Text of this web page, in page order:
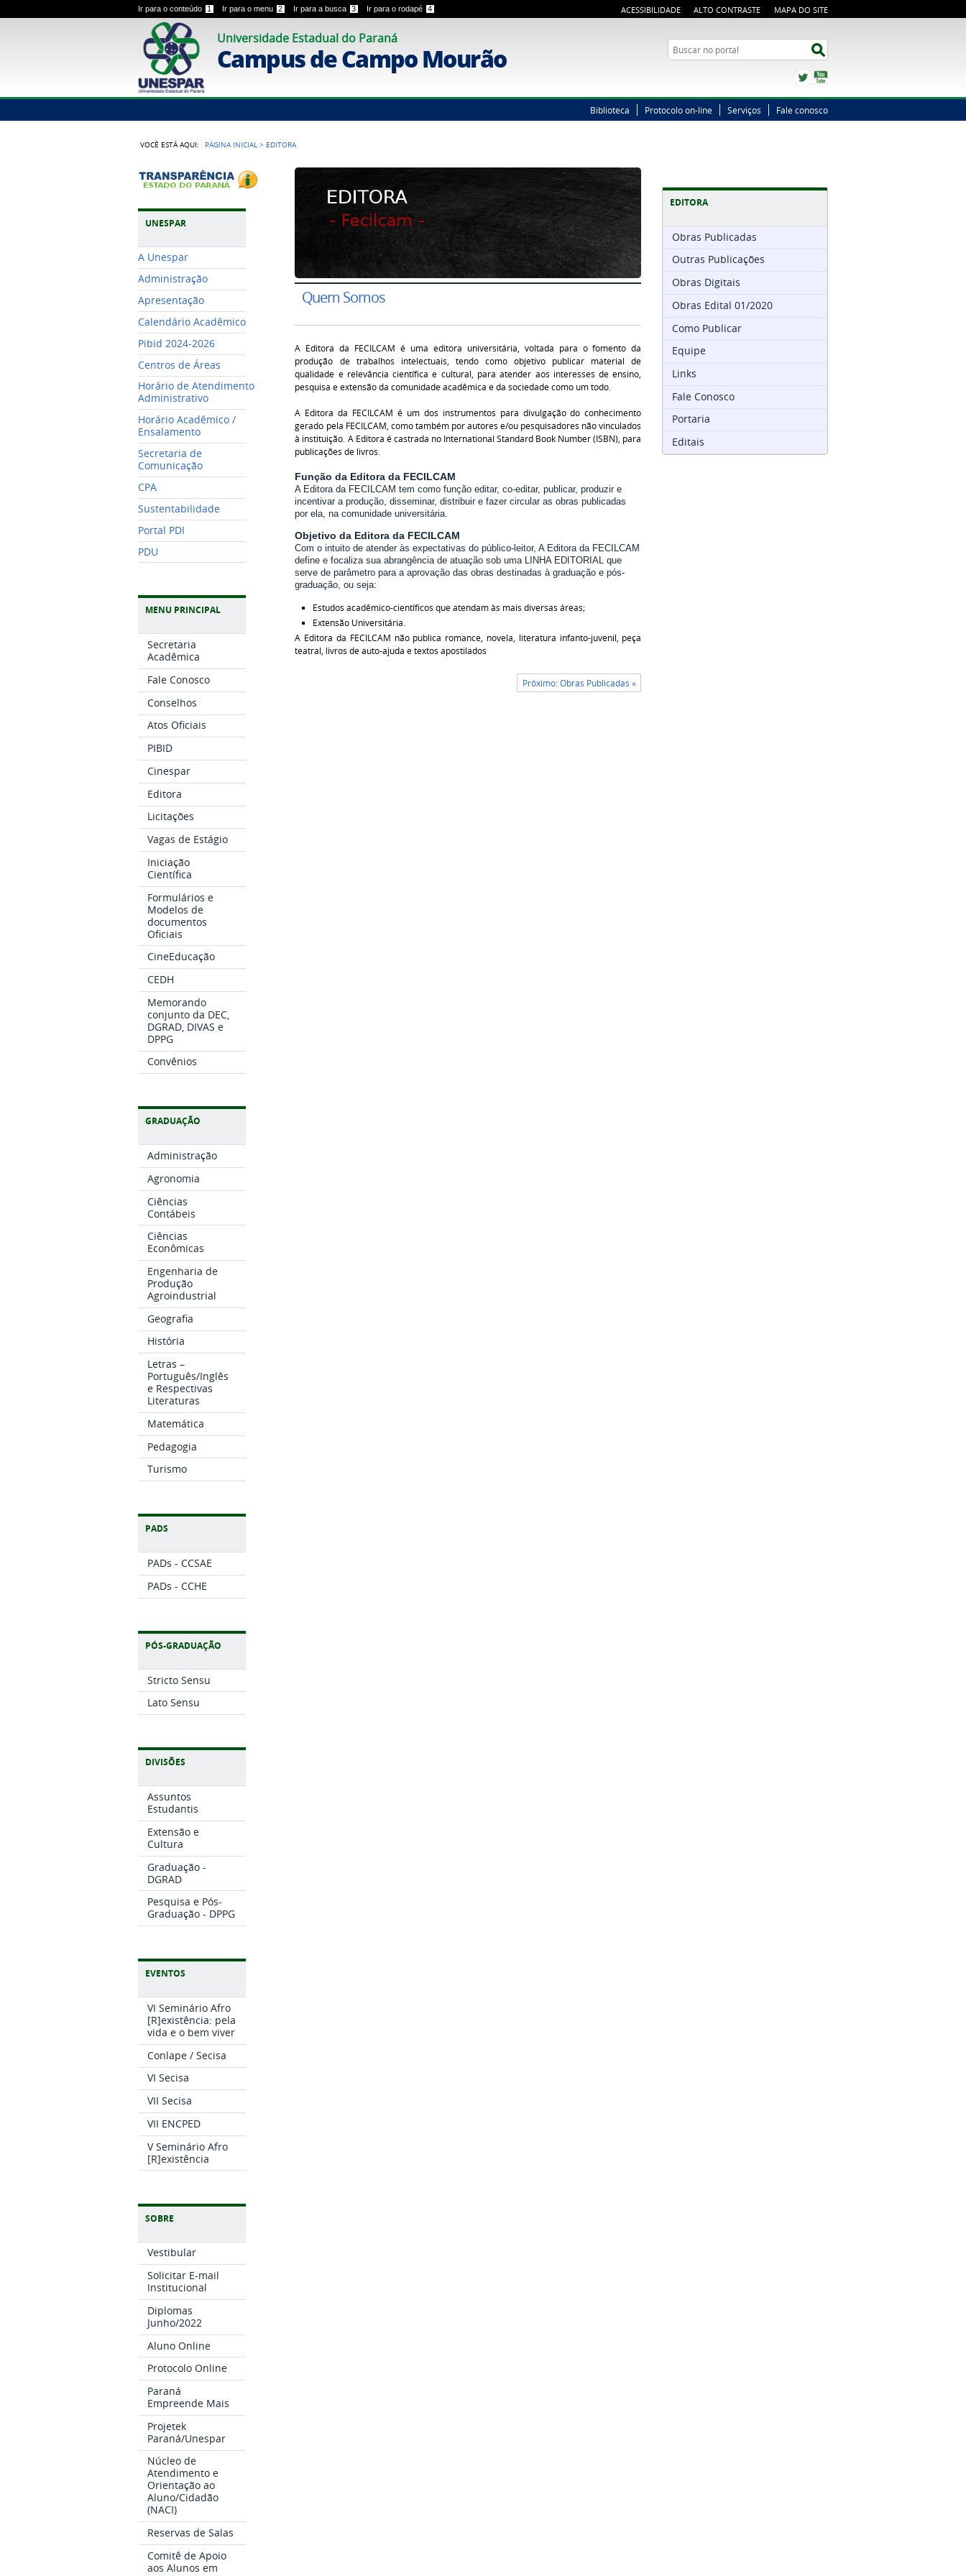
Ir para o conteúdo 1 Ir para o menu 2 Ir para a busca 3 Ir para o rodapé 4 ACESSIBILIDADE ALTO CONTRASTE MAPA DO SITE
Universidade Estadual do Paraná
Campus de Campo Mourão Busca
Twitter
Biblioteca Protocolo on-line Serviços Fale conosco
VOCÊ ESTÁ AQUI: PÁGINA INICIAL > EDITORA
UNESPAR
A Unespar
Administração
Apresentação
Calendário Acadêmico
Pibid 2024-2026
Centros de Áreas
Horário de Atendimento
Administrativo
Horário Acadêmico /
Ensalamento
Secretaria de
Comunicação
CPA
Sustentabilidade
Portal PDI
PDU
MENU PRINCIPAL
Secretaria
Acadêmica
Fale Conosco
Conselhos
Atos Oficiais
PIBID
Cinespar
Editora
Licitações
Vagas de Estágio
Iniciação
Científica
Formulários e
Modelos de
documentos
Oficiais
CineEducação
CEDH
Memorando
conjunto da DEC,
DGRAD, DIVAS e
DPPG
Convênios
GRADUAÇÃO
Administração
Agronomia
Ciências
Contábeis
Ciências
Econômicas
Engenharia de
Produção
Agroindustrial
Geografia
História
Letras –
Português/Inglês
e Respectivas
Literaturas
Matemática
Pedagogia
Turismo
PADS
PADs - CCSAE
PADs - CCHE
PÓS-GRADUAÇÃO
Stricto Sensu
Lato Sensu
DIVISÕES
Assuntos
Estudantis
Extensão e
Cultura
Graduação -
DGRAD
Pesquisa e Pós-
Graduação - DPPG
EVENTOS
VI Seminário Afro
[R]existência: pela
vida e o bem viver
Conlape / Secisa
VI Secisa
VII Secisa
VII ENCPED
V Seminário Afro
[R]existência
SOBRE
Vestibular
Solicitar E-mail
Institucional
Diplomas
Junho/2022
Aluno Online
Protocolo Online
Paraná
Empreende Mais
Projetek
Paraná/Unespar
Núcleo de
Atendimento e
Orientação ao
Aluno/Cidadão
(NACI)
Reservas de Salas
Comitê de Apoio
aos Alunos em
Quem Somos
A Editora da FECILCAM é uma editora universitária, voltada para o fomento da
produção de trabalhos intelectuais, tendo como objetivo publicar material de
qualidade e relevância científica e cultural, para atender aos interesses de ensino,
pesquisa e extensão da comunidade acadêmica e da sociedade como um todo.
A Editora da FECILCAM é um dos instrumentos para divulgação do conhecimento
gerado pela FECILCAM, como também por autores e/ou pesquisadores não vinculados
à instituição. A Editora é castrada no International Standard Book Number (ISBN), para
publicações de livros.
Função da Editora da FECILCAM
A Editora da FECILCAM tem como função editar, co-editar, publicar, produzir e
incentivar a produção, disseminar, distribuir e fazer circular as obras publicadas
por ela, na comunidade universitária.
Objetivo da Editora da FECILCAM
Com o intuito de atender às expectativas do público-leitor, A Editora da FECILCAM
define e focaliza sua abrangência de atuação sob uma LINHA EDITORIAL que
serve de parâmetro para a aprovação das obras destinadas à graduação e pós-
graduação, ou seja:
Estudos acadêmico-científicos que atendam às mais diversas áreas;
Extensão Universitária.
A Editora da FECILCAM não publica romance, novela, literatura infanto-juvenil, peça
teatral, livros de auto-ajuda e textos apostilados
Próximo: Obras Publicadas »
EDITORA
Obras Publicadas
Outras Publicações
Obras Digitais
Obras Edital 01/2020
Como Publicar
Equipe
Links
Fale Conosco
Portaria
Editais